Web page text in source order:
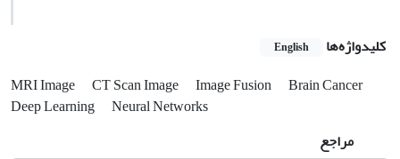
کلیدواژه‌ها English
MRI Image CT Scan Image Image Fusion
Brain Cancer
Deep Learning
Neural Networks
مراجع